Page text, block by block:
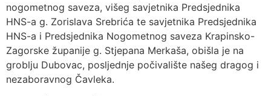
nogometnog saveza, višeg savjetnika Predsjednika
HNS-a g. Zorislava Srebrića te savjetnika Predsjednika
HNS-a i Predsjednika Nogometnog saveza Krapinsko-
Zagorske županije g. Stjepana Merkaša, obišla je na
groblju Dubovac, posljednje počivalište našeg dragog i
nezaboravnog Čavleka.